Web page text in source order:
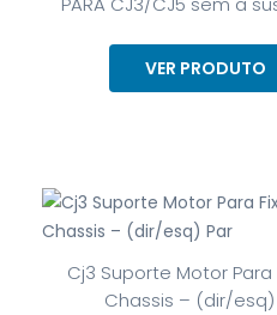
VER PRODUTO
Cj3 Suporte Motor Para
Chassis – (dir/esq)